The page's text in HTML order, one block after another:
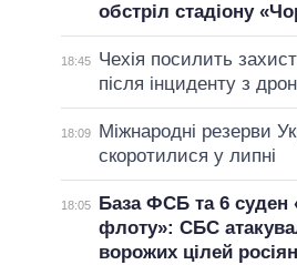
обстріл стадіону
18:45
Чехія посилить
після інциденту з
18:09
Міжнародні резерви
скоротилися у липні
18:05
База ФСБ та 6 суден
флоту»: СБС
ворожих цілей росіян